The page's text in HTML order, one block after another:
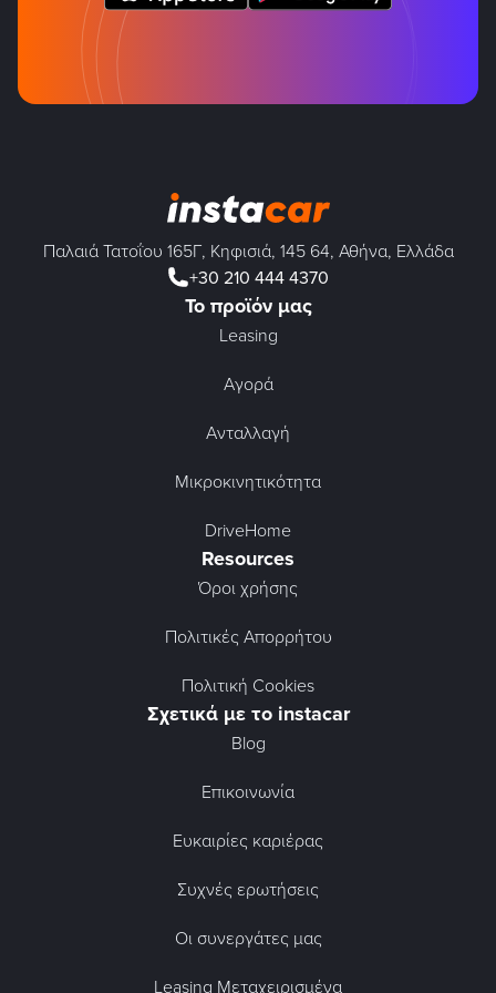
Παλαιά Τατοΐου 165Γ, Κηφισιά, 145 64, Αθήνα, Ελλάδα
+30 210 444 4370
Το προϊόν μας
Leasing
Αγορά
Ανταλλαγή
Μικροκινητικότητα
DriveHome
Resources
Όροι χρήσης
Πολιτικές Απορρήτου
Πολιτική Cookies
Σχετικά με το instacar
Blog
Επικοινωνία
Ευκαιρίες καριέρας
Συχνές ερωτήσεις
Οι συνεργάτες μας
Leasing Μεταχειρισμένα